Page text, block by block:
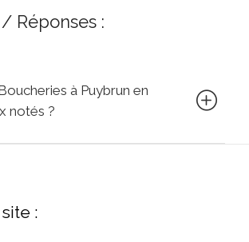
Réponses :
à Puybrun en
notés ?
: